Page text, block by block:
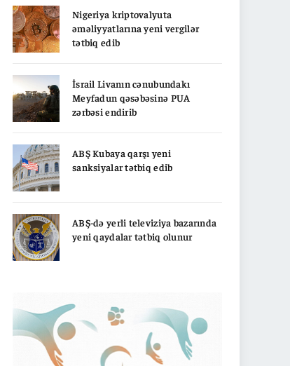
Nigeriya kriptovalyuta
əməliyyatlarına yeni vergilər
tətbiq edib
İsrail Livanın cənubundakı
Meyfadun qəsəbəsinə PUA
zərbəsi endirib
ABŞ Kubaya qarşı yeni
sanksiyalar tətbiq edib
ABŞ-də yerli televiziya bazarında
yeni qaydalar tətbiq olunur